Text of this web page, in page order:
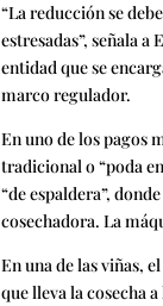
“La reducción se
estresadas”, señala
entidad que se
marco regulador.
En uno de los pagos
tradicional o “poda
“de espaldera”,
cosechadora. La
En una de las viñas,
que lleva la cosecha